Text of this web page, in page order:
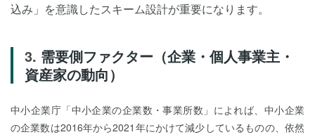
込み」を意識したスキーム設計が重要になります。
需要側ファクター（企業・個人事業主・
資産家の動向）
中小企業庁「中小企業の企業数・事業所数」によれば、中小企業
の企業数は2016年から2021年にかけて減少しているものの、依然